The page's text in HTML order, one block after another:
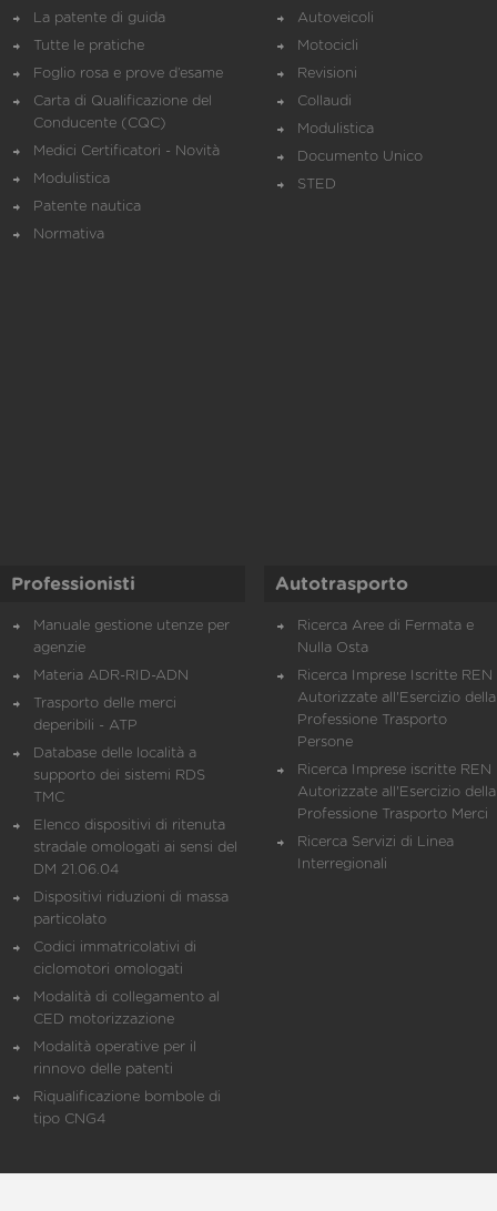
La patente di guida
Tutte le pratiche
Foglio rosa e prove d’esame
Carta di Qualificazione del
Conducente (CQC)
Medici Certificatori - Novità
Modulistica
Patente nautica
Normativa
Autoveicoli
Motocicli
Revisioni
Collaudi
Modulistica
Documento Unico
STED
Professionisti
Manuale gestione utenze per
agenzie
Materia ADR-RID-ADN
Trasporto delle merci
deperibili - ATP
Database delle località a
supporto dei sistemi RDS
TMC
Elenco dispositivi di ritenuta
stradale omologati ai sensi del
DM 21.06.04
Dispositivi riduzioni di massa
particolato
Codici immatricolativi di
ciclomotori omologati
Modalità di collegamento al
CED motorizzazione
Modalità operative per il
rinnovo delle patenti
Riqualificazione bombole di
tipo CNG4
Autotrasporto
Ricerca Aree di Fermata e
Nulla Osta
Ricerca Imprese Iscritte REN
Autorizzate all'Esercizio della
Professione Trasporto
Persone
Ricerca Imprese iscritte REN
Autorizzate all'Esercizio della
Professione Trasporto Merci
Ricerca Servizi di Linea
Interregionali